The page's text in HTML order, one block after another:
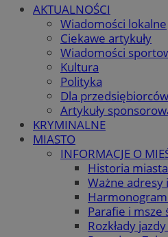
AKTUALNOŚCI
Wiadomości lokalne
Ciekawe artykuły
Wiadomości
Kultura
Polityka
Dla przedsiębiorców
Artykuły
KRYMINALNE
MIASTO
INFORMACJE O
Historia miasta
Ważne
Parafie i msze
Rozkłady